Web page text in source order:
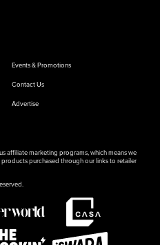
Events & Promotions
Contact Us
Advertise
affiliate marketing programs, which means we
purchased through our links to retailer